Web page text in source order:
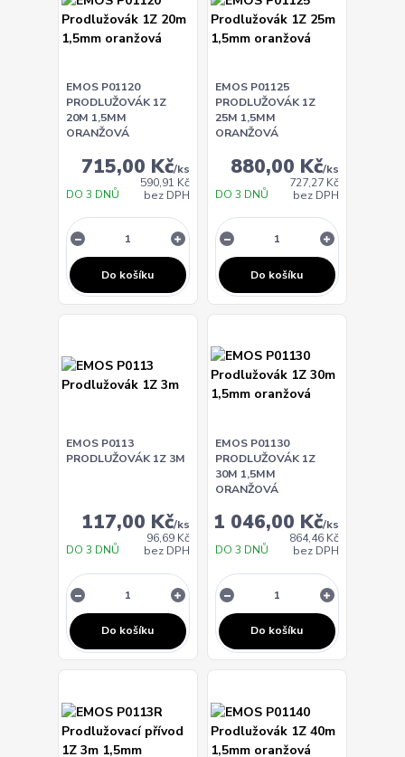
EMOS P01120
PRODLUŽOVÁK 1Z
20M 1,5MM
ORANŽOVÁ
715,00 Kč/ks
590,91 Kč
bez DPH
DO 3 DNŮ
Do košíku
EMOS P01125
PRODLUŽOVÁK 1Z
25M 1,5MM
ORANŽOVÁ
880,00 Kč/ks
727,27 Kč
bez DPH
DO 3 DNŮ
Do košíku
EMOS P0113
PRODLUŽOVÁK 1Z 3M
117,00 Kč/ks
96,69 Kč
bez DPH
DO 3 DNŮ
Do košíku
EMOS P01130
PRODLUŽOVÁK 1Z
30M 1,5MM
ORANŽOVÁ
1 046,00 Kč/ks
864,46 Kč
bez DPH
DO 3 DNŮ
Do košíku